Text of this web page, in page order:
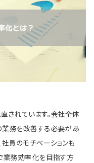
されています。会社全体
務を改善する必要があ
員のモチベーションも
業務効率化を目指す方